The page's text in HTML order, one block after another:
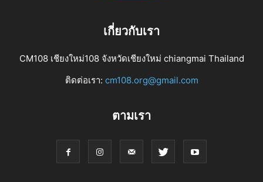
เกี่ยวกับเรา
CM108 เชียงใหม่108 จังหวัดเชียงใหม่ chiangmai Thailand
ติดต่อเรา: cm108.org@gmail.com
ตามเรา